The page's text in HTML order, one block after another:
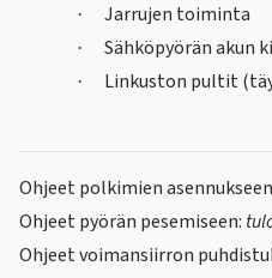
· Jarrujen toiminta
· Sähköpyörän akun
· Linkuston pultit
Ohjeet polkimien
Ohjeet pyörän pesemiseen:
Ohjeet voimansiirron